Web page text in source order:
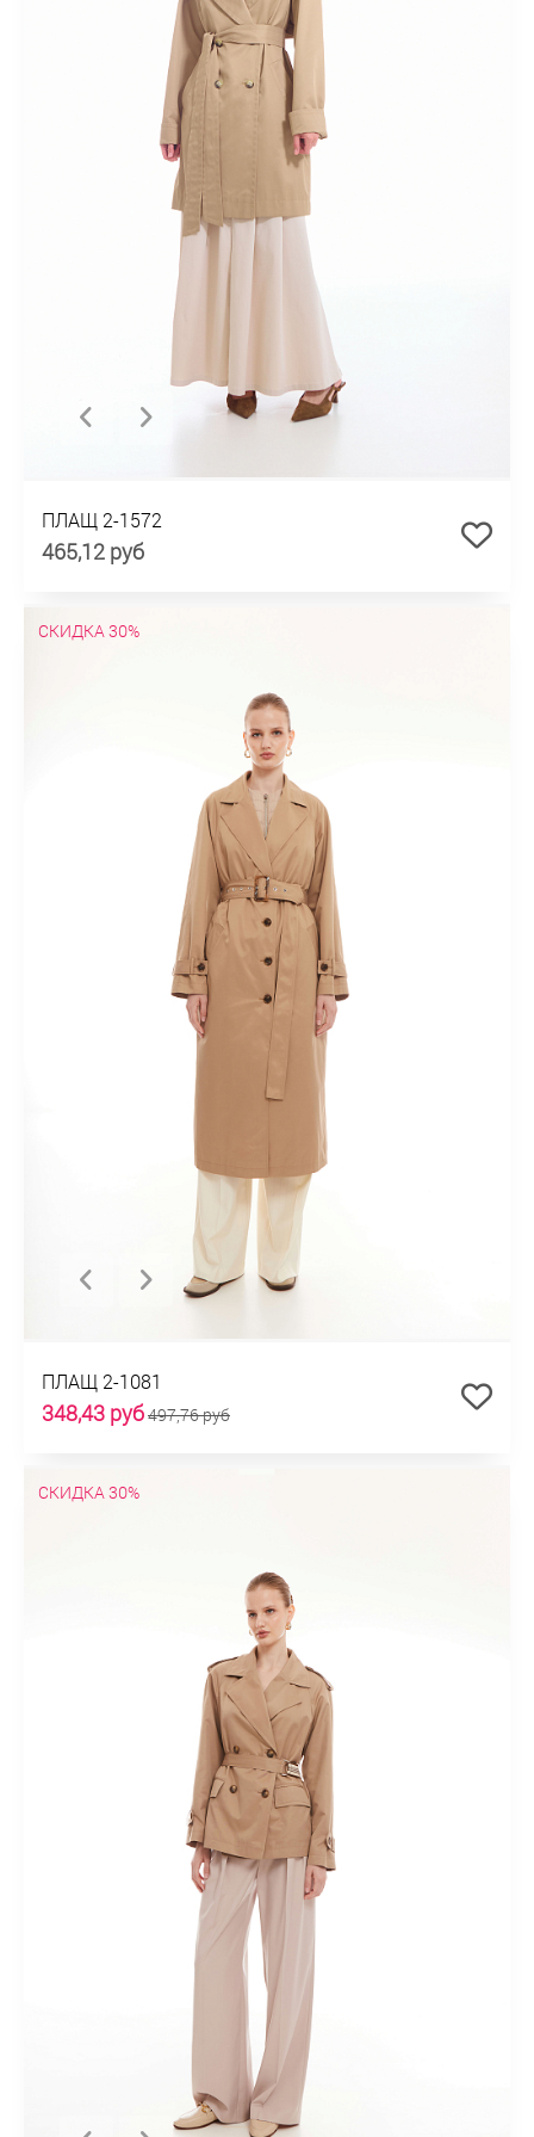
ПЛАЩ 2-1572
465,12 руб
СКИДКА 30%
ПЛАЩ 2-1081
348,43 руб497,76 руб
СКИДКА 30%